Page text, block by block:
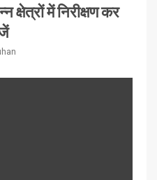
क्षेत्रों में निरीक्षण कर